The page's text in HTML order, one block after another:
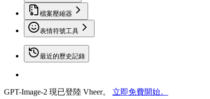
檔案壓縮器
表情符號工具
最近的歷史記錄
GPT-Image-2 現已登陸 Vheer。 立即免費開始。